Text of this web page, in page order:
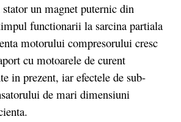
un magnet puternic din
functionarii la sarcina partiala
motorului compresorului cresc
cu motoarele de curent
in prezent, iar efectele de sub-
de mari dimensiuni